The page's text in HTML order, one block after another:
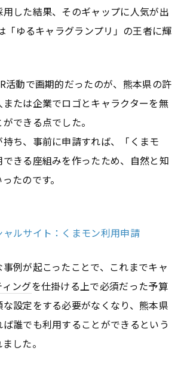
した結果、そのギャップに人気が出
「ゆるキャラグランプリ」の王者に輝
活動で画期的だったのが、熊本県の許
たは企業でロゴとキャラクターを無
できる点でした。
ち、事前に申請すれば、「くまモ
できる座組みを作ったため、自然と知
たのです。
ャルサイト：くまモン利用申請
例が起こったことで、これまでキャ
ングを仕掛ける上で必須だった予算
設定をする必要がなくなり、熊本県
誰でも利用することができるという
した。